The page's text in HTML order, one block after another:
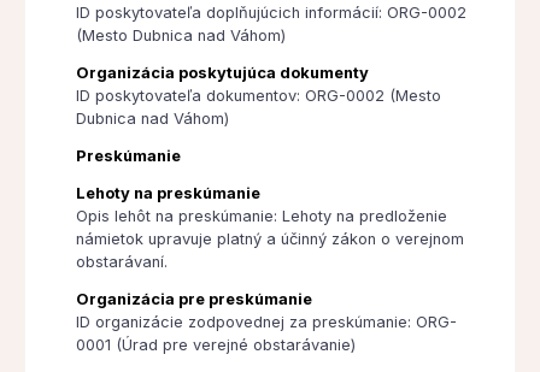
ID poskytovateľa doplňujúcich informácií: ORG-0002
(Mesto Dubnica nad Váhom)
Organizácia poskytujúca dokumenty
ID poskytovateľa dokumentov: ORG-0002 (Mesto
Dubnica nad Váhom)
Preskúmanie
Lehoty na preskúmanie
Opis lehôt na preskúmanie: Lehoty na predloženie
námietok upravuje platný a účinný zákon o verejnom
obstarávaní.
Organizácia pre preskúmanie
ID organizácie zodpovednej za preskúmanie: ORG-
0001 (Úrad pre verejné obstarávanie)